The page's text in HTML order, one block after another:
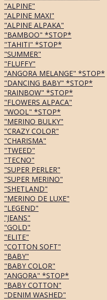
"ALPINE"
"ALPINE MAXI"
"ALPINE ALPAKA"
"BAMBOO" *STOP*
"TAHITI" *STOP*
"SUMMER"
"FLUFFY"
"ANGORA MELANGE" *STOP*
"DANCING BABY" *STOP*
"RAINBOW" *STOP*
"FLOWERS ALPACA"
"WOOL" *STOP*
"MERINO BULKY"
"CRAZY COLOR"
"CHARISMA"
"TWEED"
"TECNO"
"SUPER PERLER"
"SUPER MERINO"
"SHETLAND"
"MERINO DE LUXE"
"LEGEND"
"JEANS"
"GOLD"
"ELITE"
"COTTON SOFT"
"BABY"
"BABY COLOR"
"ANGORA" *STOP*
"BABY COTTON"
"DENIM WASHED"